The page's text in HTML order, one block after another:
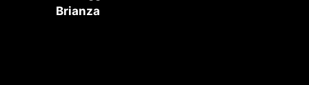
Brianza